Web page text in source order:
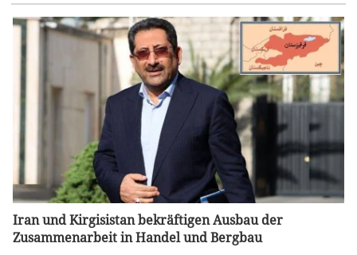
Iran und Kirgisistan bekräftigen Ausbau der
Zusammenarbeit in Handel und Bergbau